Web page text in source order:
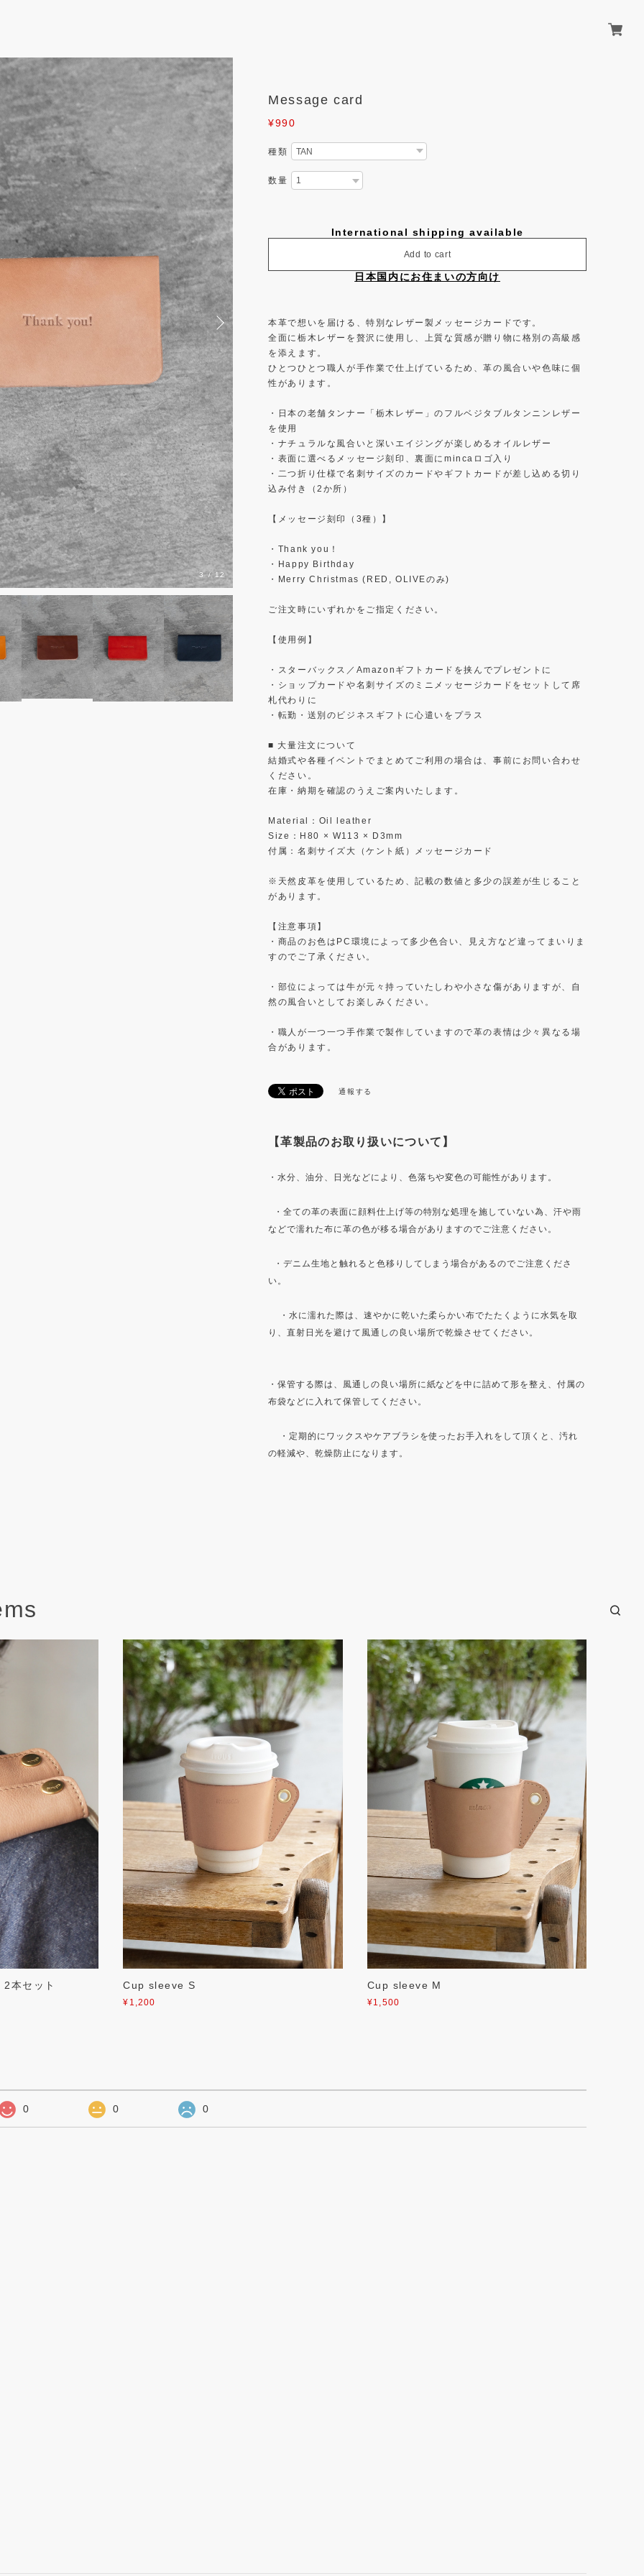
3/ 12
Message card
¥990
種類
数量
International shipping available
Add to cart
日本国内にお住まいの方向け
本革で想いを届ける、特別なレザー製メッセージカードです。
全面に栃木レザーを贅沢に使用し、上質な質感が贈り物に格別の高級感
を添えます。
ひとつひとつ職人が手作業で仕上げているため、革の風合いや色味に個
性があります。
・日本の老舗タンナー「栃木レザー」のフルベジタブルタンニンレザー
を使用
・ナチュラルな風合いと深いエイジングが楽しめるオイルレザー
・表面に選べるメッセージ刻印、裏面にmincaロゴ入り
・二つ折り仕様で名刺サイズのカードやギフトカードが差し込める切り
込み付き（2か所）
【メッセージ刻印（3種）】
・Thank you！
・Happy Birthday
・Merry Christmas (RED, OLIVEのみ)
ご注文時にいずれかをご指定ください。
【使用例】
・スターバックス／Amazonギフトカードを挟んでプレゼントに
・ショップカードや名刺サイズのミニメッセージカードをセットして席
札代わりに
・転勤・送別のビジネスギフトに心遣いをプラス
■ 大量注文について
結婚式や各種イベントでまとめてご利用の場合は、事前にお問い合わせ
ください。
在庫・納期を確認のうえご案内いたします。
Material：Oil leather
Size：H80 × W113 × D3mm
付属：名刺サイズ大（ケント紙）メッセージカード
※天然皮革を使用しているため、記載の数値と多少の誤差が生じること
があります。
【注意事項】
・商品のお色はPC環境によって多少色合い、見え方など違ってまいりま
すのでご了承ください。
・部位によっては牛が元々持っていたしわや小さな傷がありますが、自
然の風合いとしてお楽しみください。
・職人が一つ一つ手作業で製作していますので革の表情は少々異なる場
合があります。
通報する
【革製品のお取り扱いについて】
・水分、油分、日光などにより、色落ちや変色の可能性があります。
・全ての革の表面に顔料仕上げ等の特別な処理を施していない為、汗や雨
などで濡れた布に革の色が移る場合がありますのでご注意ください。
・デニム生地と触れると色移りしてしまう場合があるのでご注意くださ
い。
・水に濡れた際は、速やかに乾いた柔らかい布でたたくように水気を取
り、直射日光を避けて風通しの良い場所で乾燥させてください。
・保管する際は、風通しの良い場所に紙などを中に詰めて形を整え、付属の
布袋などに入れて保管してください。
・定期的にワックスやケアブラシを使ったお手入れをして頂くと、汚れ
の軽減や、乾燥防止になります。
本セット Cup sleeve S
¥1,200
Cup sleeve M
¥1,500
0 0 0